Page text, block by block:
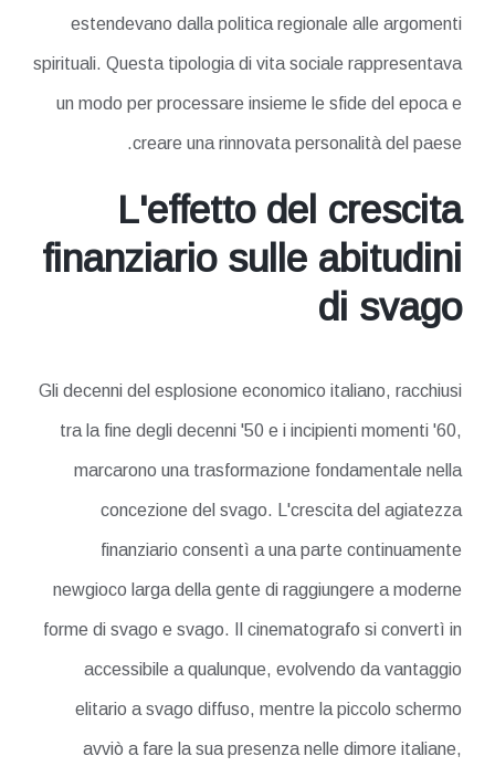
estendevano dalla politica regionale alle argomenti
spirituali. Questa tipologia di vita sociale rappresentava
un modo per processare insieme le sfide del epoca e
creare una rinnovata personalità del paese.
L'effetto del crescita
finanziario sulle abitudini
di svago
Gli decenni del esplosione economico italiano, racchiusi
tra la fine degli decenni '50 e i incipienti momenti '60,
marcarono una trasformazione fondamentale nella
concezione del svago. L'crescita del agiatezza
finanziario consentì a una parte continuamente
newgioco larga della gente di raggiungere a moderne
forme di svago e svago. Il cinematografo si convertì in
accessibile a qualunque, evolvendo da vantaggio
elitario a svago diffuso, mentre la piccolo schermo
avviò a fare la sua presenza nelle dimore italiane,